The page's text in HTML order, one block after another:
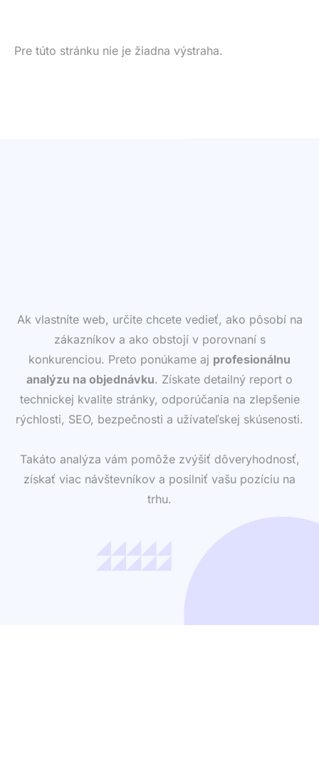
Pre túto stránku nie je žiadna výstraha.
Ak vlastníte web, určite chcete vedieť, ako pôsobí na
zákazníkov a ako obstojí v porovnaní s
konkurenciou. Preto ponúkame aj profesionálnu
analýzu na objednávku. Získate detailný report o
technickej kvalite stránky, odporúčania na zlepšenie
rýchlosti, SEO, bezpečnosti a užívateľskej skúsenosti.
Takáto analýza vám pomôže zvýšiť dôveryhodnosť,
získať viac návštevníkov a posilniť vašu pozíciu na
trhu.